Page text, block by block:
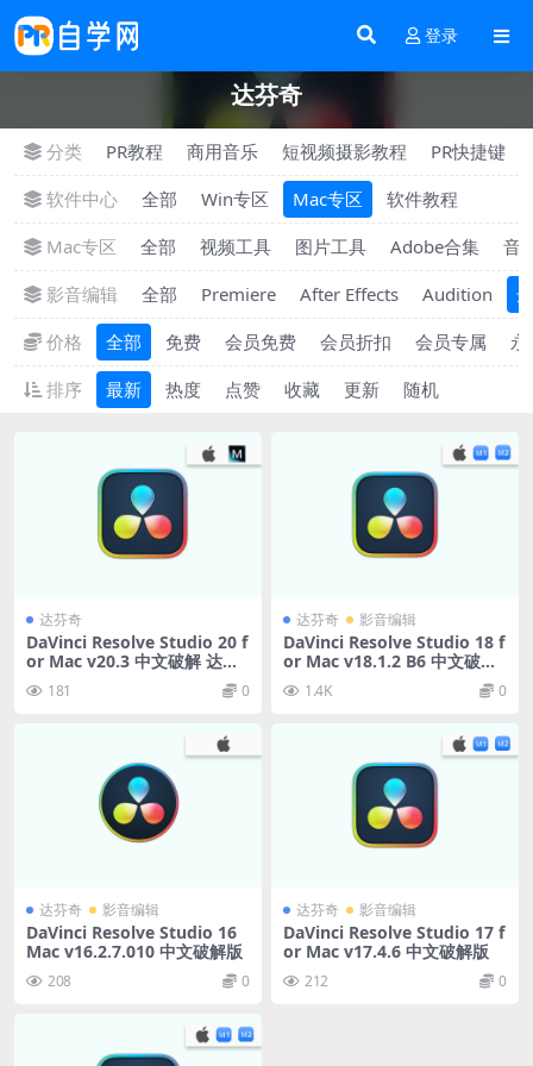
登录
达芬奇
分类 PR教程 商用音乐 短视频摄影教程 PR快捷键
软件中心
全部 Win专区 Mac专区
软件教程
Mac专区
全部 视频工具 图片工具 Adobe合集
音
影音编辑
全部 Premiere After Effects Audition
价格
全部 免费 会员免费 会员折扣 会员专属
排序
最新 热度 点赞 收藏 更新 随机
达芬奇
DaVinci Resolve Studio 20 f
or Mac v20.3 中文破解 达芬
181 0
达芬奇 影音编辑
DaVinci Resolve Studio 18 f
or Mac v18.1.2 B6 中文破解
1.4K 0
达芬奇 影音编辑
DaVinci Resolve Studio 16
Mac v16.2.7.010 中文破解版
208 0
达芬奇 影音编辑
DaVinci Resolve Studio 17 f
or Mac v17.4.6 中文破解版
212 0